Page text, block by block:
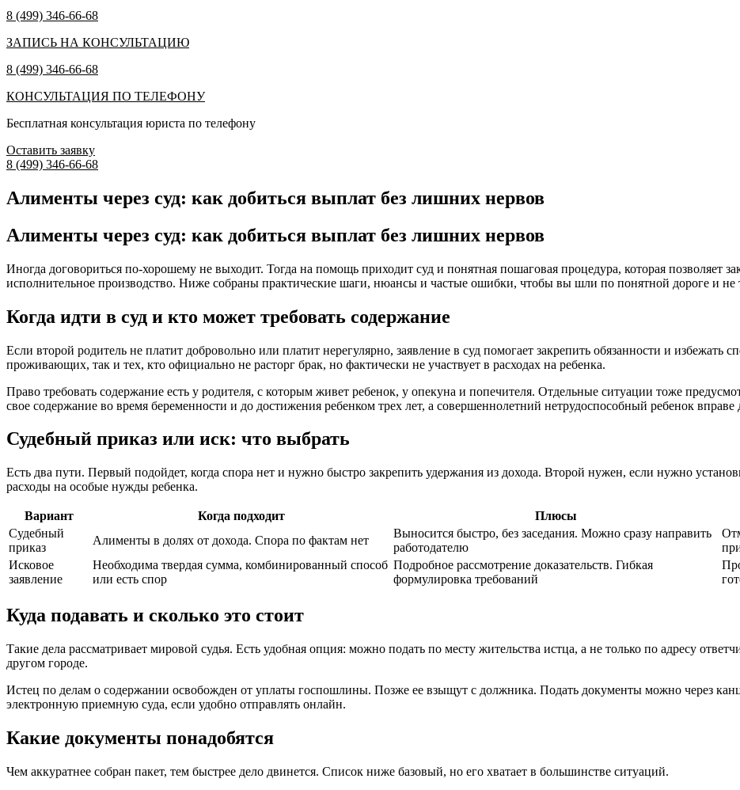
8 (499) 346-66-68
ЗАПИСЬ НА КОНСУЛЬТАЦИЮ
8 (499) 346-66-68
КОНСУЛЬТАЦИЯ ПО ТЕЛЕФОНУ
Бесплатная консультация юриста по телефону
Оставить заявку
8 (499) 346-66-68
Алименты через суд: как добиться выплат без лишних нервов
Алименты через суд: как добиться выплат без лишних нервов
Иногда договориться по-хорошему не выходит. Тогда на помощь приходит суд и понятная пошаговая процедура, которая позволяет
исполнительное производство. Ниже собраны практические шаги, нюансы и частые ошибки, чтобы вы шли по понятной дороге и не
Когда идти в суд и кто может требовать содержание
Если второй родитель не платит добровольно или платит нерегулярно, заявление в суд помогает закрепить обязанности и избежать
проживающих, так и тех, кто официально не расторг брак, но фактически не участвует в расходах на ребенка.
Право требовать содержание есть у родителя, с которым живет ребенок, у опекуна и попечителя. Отдельные ситуации тоже
свое содержание во время беременности и до достижения ребенком трех лет, а совершеннолетний нетрудоспособный ребенок вправе
Судебный приказ или иск: что выбрать
Есть два пути. Первый подойдет, когда спора нет и нужно быстро закрепить удержания из дохода. Второй нужен, если нужно
расходы на особые нужды ребенка.
Вариант Когда подходит Плюсы
Судебный
приказ
Алименты в долях от дохода. Спора по фактам нет
Выносится быстро, без заседания. Можно сразу направить
работодателю
Исковое
заявление
Необходима твердая сумма, комбинированный способ
или есть спор
Подробное рассмотрение доказательств. Гибкая
формулировка требований
Куда подавать и сколько это стоит
Такие дела рассматривает мировой судья. Есть удобная опция: можно подать по месту жительства истца, а не только по адресу
другом городе.
Истец по делам о содержании освобожден от уплаты госпошлины. Позже ее взыщут с должника. Подать документы можно через
электронную приемную суда, если удобно отправлять онлайн.
Какие документы понадобятся
Чем аккуратнее собран пакет, тем быстрее дело двинется. Список ниже базовый, но его хватает в большинстве ситуаций.